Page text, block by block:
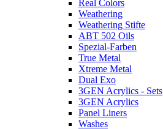
Real Colors
Weathering
Weathering Stifte
ABT 502 Oils
Spezial-Farben
True Metal
Xtreme Metal
Dual Exo
3GEN Acrylics - Sets
3GEN Acrylics
Panel Liners
Washes